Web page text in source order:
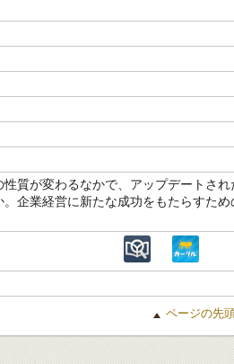
質が変わるなかで、アップデートされ
企業経営に新たな成功をもたらすため
ページの先